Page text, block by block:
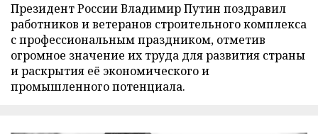
Президент России Владимир Путин поздравил
работников и ветеранов строительного комплекса
с профессиональным праздником, отметив
огромное значение их труда для развития страны
и раскрытия её экономического и
промышленного потенциала.